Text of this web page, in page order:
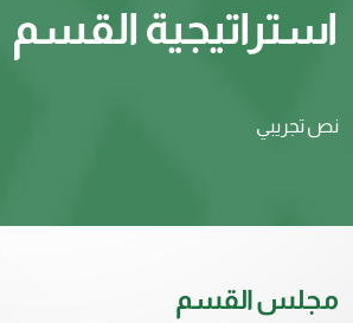
استراتيجية القسم
نص تجريبي
مجلس القسم